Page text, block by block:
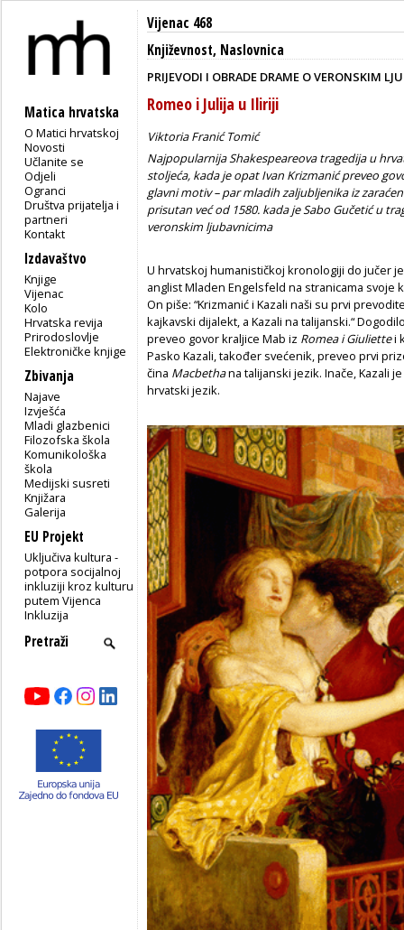
Matica hrvatska
O Matici hrvatskoj
Novosti
Učlanite se
Odjeli
Ogranci
Društva prijatelja i
partneri
Kontakt
Izdavaštvo
Knjige
Vijenac
Kolo
Hrvatska revija
Prirodoslovlje
Elektroničke knjige
Zbivanja
Najave
Izvješća
Mladi glazbenici
Filozofska škola
Komunikološka
škola
Medijski susreti
Knjižara
Galerija
EU Projekt
Uključiva kultura -
potpora socijalnoj
inkluziji kroz kulturu
putem Vijenca
Inkluzija
Vijenac 468
Književnost, Naslovnica
PRIJEVODI I OBRADE DRAME O VERONSKIM
Romeo i Julija u Iliriji
Viktoria Franić Tomić
Najpopularnija Shakespeareova tragedija u
stoljeća, kada je opat Ivan Krizmanić preveo
glavni motiv – par mladih zaljubljenika iz
prisutan već od 1580. kada je Sabo Gučetić u
veronskim ljubavnicima
U hrvatskoj humanističkoj kronologiji do jučer
anglist Mladen Engelsfeld na stranicama svoje
On piše: “Krizmanić i Kazali naši su prvi
kajkavski dijalekt, a Kazali na talijanski.“
preveo govor kraljice Mab iz Romea i Giuliettei
Pasko Kazali, također svećenik, preveo prvi
čina Macbethana talijanski jezik. Inače, Kazali
hrvatski jezik.